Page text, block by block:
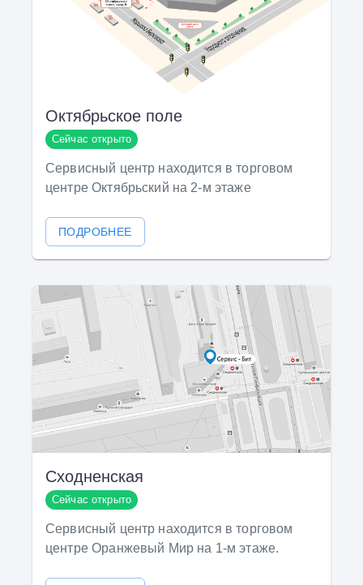
Октябрьское поле
Сейчас открыто
Сервисный центр находится в торговом
центре Октябрьский на 2-м этаже
ПОДРОБНЕЕ
Сходненская
Сейчас открыто
Сервисный центр находится в торговом
центре Оранжевый Мир на 1-м этаже.